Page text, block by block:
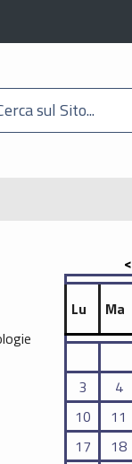
<
Lu Ma
3
4
10
11
17
18